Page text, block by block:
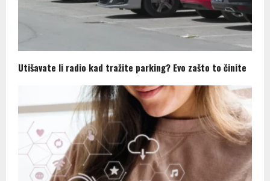
Utišavate li radio kad tražite parking? Evo zašto to činite